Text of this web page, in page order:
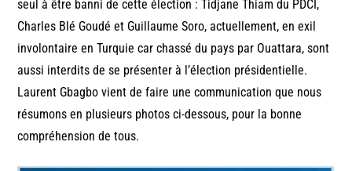
seul à être banni de cette élection : Tidjane Thiam du PDCI,
Charles Blé Goudé et Guillaume Soro, actuellement, en exil
involontaire en Turquie car chassé du pays par Ouattara, sont
aussi interdits de se présenter à l’élection présidentielle.
Laurent Gbagbo vient de faire une communication que nous
résumons en plusieurs photos ci-dessous, pour la bonne
compréhension de tous.